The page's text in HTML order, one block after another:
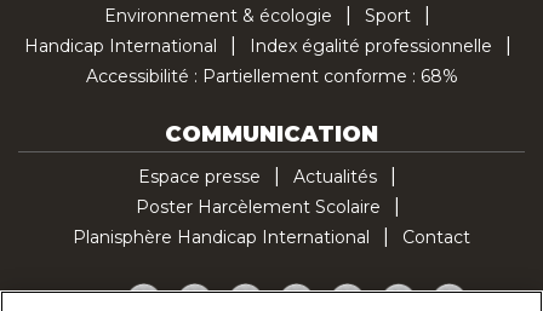
Environnement & écologie
Sport
Handicap International
Index égalité professionnelle
Accessibilité : Partiellement conforme : 68%
COMMUNICATION
Espace presse
Actualités
Poster Harcèlement Scolaire
Planisphère Handicap International
Contact
Facebook
TwitterYouTubePinterestInstagramLinkedInTikTok